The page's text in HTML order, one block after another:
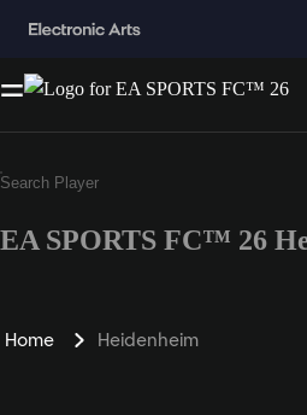
EA SPORTS FC™ 26
Home Heidenheim